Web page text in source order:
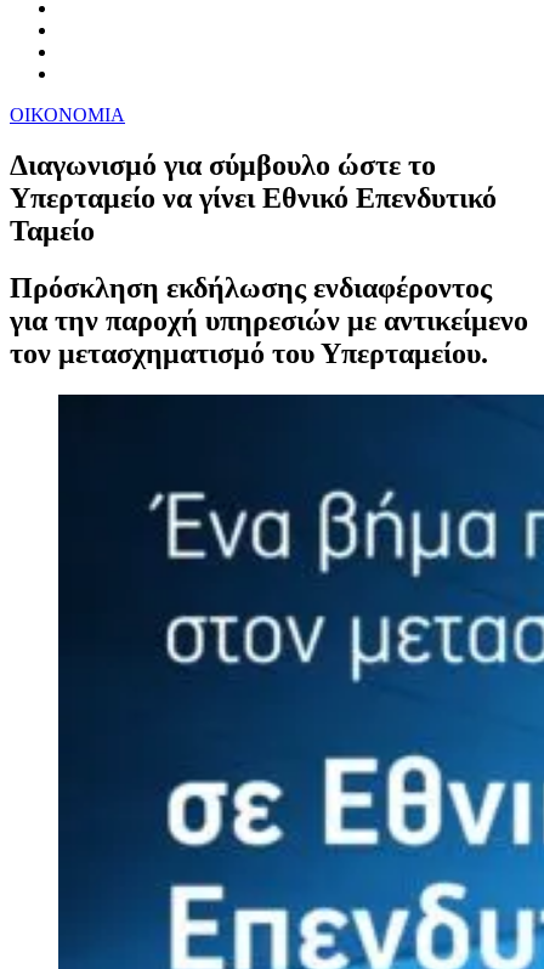
ΟΙΚΟΝΟΜΙΑ
Διαγωνισμό για σύμβουλο ώστε το
Υπερταμείο να γίνει Εθνικό Επενδυτικό
Ταμείο
Πρόσκληση εκδήλωσης ενδιαφέροντος
για την παροχή υπηρεσιών με αντικείμενο
τον μετασχηματισμό του Υπερταμείου.